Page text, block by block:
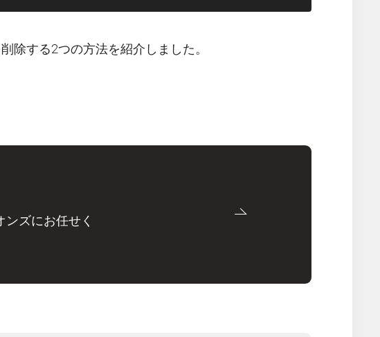
除する2つの方法を紹介しました。
ズにお任せく